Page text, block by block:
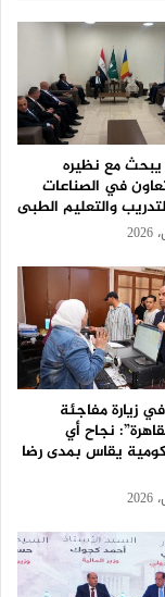
يبحث مع نظيره
في الصناعات
والتعليم الطبى
زيارة مفاجئة
نجاح أي
يقاس بمدى رضا